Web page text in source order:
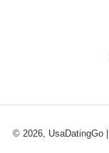
© 2026, UsaDatingGo |